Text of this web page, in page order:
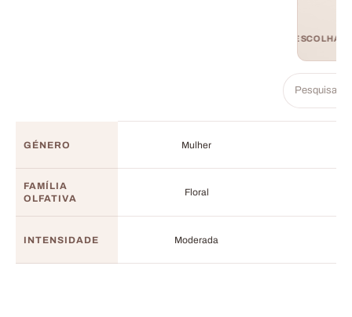
GÉNERO Mulher
FAMÍLIA
OLFATIVA
Floral
INTENSIDADE Moderada